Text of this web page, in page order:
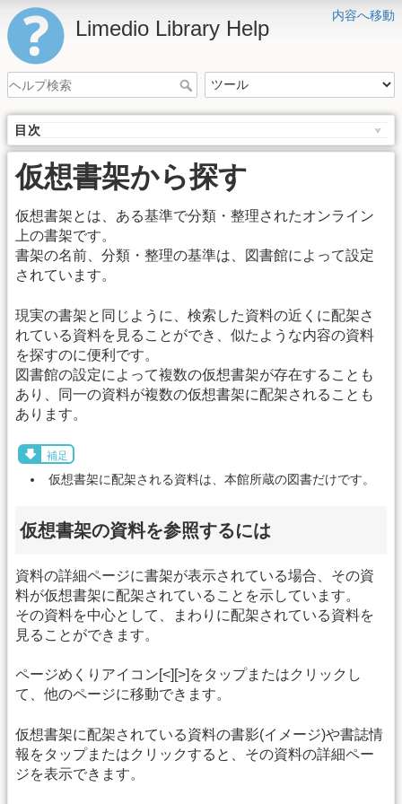
内容へ移動
Limedio Library Help
目次
仮想書架から探す
仮想書架とは、ある基準で分類・整理されたオンライン
上の書架です。
書架の名前、分類・整理の基準は、図書館によって設定
されています。
現実の書架と同じように、検索した資料の近くに配架さ
れている資料を見ることができ、似たような内容の資料
を探すのに便利です。
図書館の設定によって複数の仮想書架が存在することも
あり、同一の資料が複数の仮想書架に配架されることも
あります。
補足
仮想書架に配架される資料は、本館所蔵の図書だけです。
仮想書架の資料を参照するには
資料の詳細ページに書架が表示されている場合、その資
料が仮想書架に配架されていることを示しています。
その資料を中心として、まわりに配架されている資料を
見ることができます。
ページめくりアイコン[<][>]をタップまたはクリックし
て、他のページに移動できます。
仮想書架に配架されている資料の書影(イメージ)や書誌情
報をタップまたはクリックすると、その資料の詳細ペー
ジを表示できます。